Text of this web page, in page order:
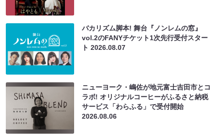
バカリズム脚本! 舞台『ノンレムの窓』
vol.2のFANYチケット1次先行受付スター
ト2026.08.07
ニューヨーク・嶋佐が地元富士吉田市とコ
ラボ! オリジナルコーヒーがふるさと納税
サービス「わらふる」で受付開始
2026.08.06